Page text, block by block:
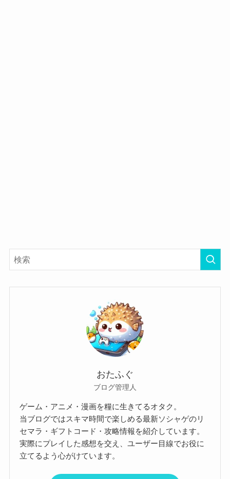
おたふぐ
ブログ管理人
ゲーム・アニメ・漫画を糧に生きてるオタク。
当ブログではスキマ時間で楽しめる最新ソシャゲのリ
セマラ・ギフトコード・攻略情報を紹介しています。
実際にプレイした感想を交え、ユーザー目線でお役に
立てるよう心がけています。